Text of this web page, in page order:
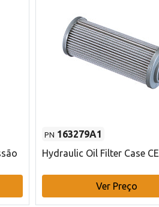
PN 163279A1
Hydraulic Oil Filter Case CE
Ver Preço